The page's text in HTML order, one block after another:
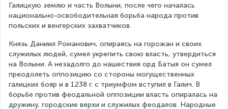
Галицкую землю и часть Волыни, после чего началась
национально-освободительная борьба народа против
польских и венгерских захватчиков.
Князь Даниил Романович, опираясь на горожан и своих
служилых людей, сумел укрепить свою власть, утвердиться
на Волыни. А незадолго до нашествия орд Батыя он сумел
преодолеть оппозицию со стороны могущественных
галицких бояр и в 1238 г. с триумфом вступил в Галич. В
борьбе против феодальной оппозиции власть опиралась на
дружину, городские верхи и служилых феодалов. Народные